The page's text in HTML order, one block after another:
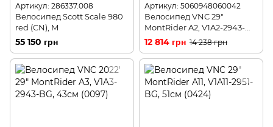
Артикул: 286337.008
Велосипед Scott Scale 980
red (CN), M
55 150 грн
Артикул: 5060948060042
Велосипед VNC 29"
MontRider A2, V1A2-2943-
BR, 43см (0042)
12 814 грн 14 238 грн